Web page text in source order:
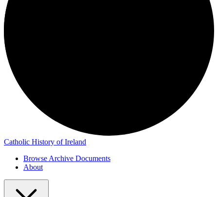
Catholic History of Ireland
Browse Archive Documents
About